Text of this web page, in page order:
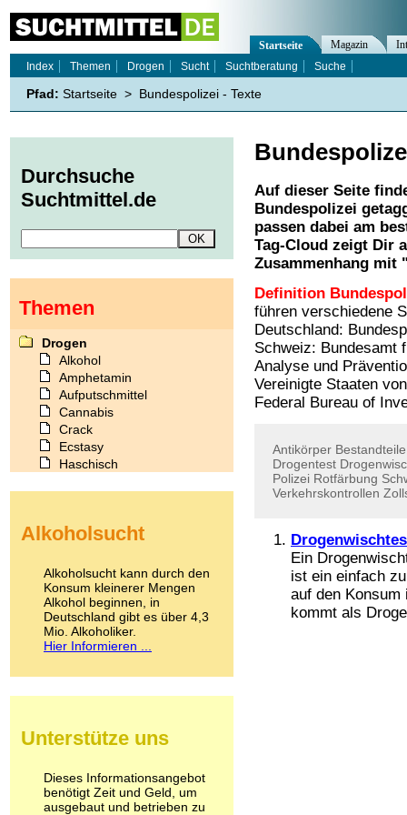
Auf dieser Seite
Bundespolizei
passen dabei am
Tag-Cloud zeigt Dir
Zusammenhang mit
Definition
führen verschiedene
Deutschland:
Schweiz: Bundesamt
Analyse und
Vereinigte Staaten
Federal Bureau of
Antikörper Bestandteile
Drogentest
Polizei Rotfärbung
Verkehrskontrollen
Ein
ist ein einfach
auf den Konsum
kommt als
Startseite Magazin
Index
Themen Drogen Sucht Suchtberatung Suche
Pfad: Startseite > Bundespolizei - Texte
Durchsuche
Suchtmittel.de
Themen
Drogen
Alkohol
Amphetamin
Aufputschmittel
Cannabis
Crack
Ecstasy
Haschisch
Kokain
LSD
Marihuana
Medikamente
Meskalin
Metamphetamin
Methadon
Pilze
Psychopharmaka
Schlafmittel
Schmerzmittel
Alkoholsucht
Alkoholsucht kann durch den
Konsum kleinerer Mengen
Alkohol beginnen, in
Deutschland gibt es über 4,3
Mio. Alkoholiker.
Hier Informieren ...
Unterstütze uns
Dieses Informationsangebot
benötigt Zeit und Geld, um
ausgebaut und betrieben zu